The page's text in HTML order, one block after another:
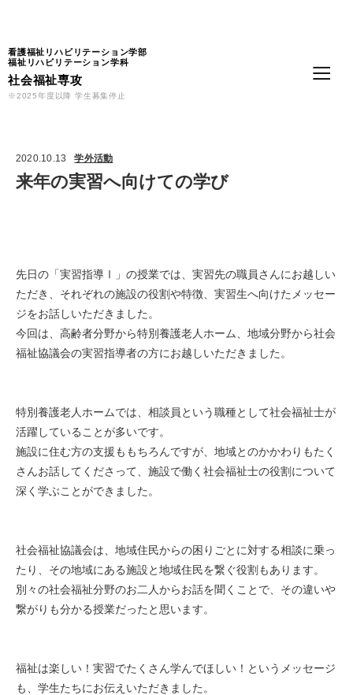
看護福祉リハビリテーション学部
福祉リハビリテーション学科
社会福祉専攻
※2025年度以降 学生募集停止
2020.10.13 学外活動
来年の実習へ向けての学び
先日の「実習指導Ⅰ」の授業では、実習先の職員さんにお越しい
ただき、それぞれの施設の役割や特徴、実習生へ向けたメッセー
ジをお話しいただきました。
今回は、高齢者分野から特別養護老人ホーム、地域分野から社会
福祉協議会の実習指導者の方にお越しいただきました。
特別養護老人ホームでは、相談員という職種として社会福祉士が
活躍していることが多いです。
施設に住む方の支援ももちろんですが、地域とのかかわりもたく
さんお話してくださって、施設で働く社会福祉士の役割について
深く学ぶことができました。
社会福祉協議会は、地域住民からの困りごとに対する相談に乗っ
たり、その地域にある施設と地域住民を繋ぐ役割もあります。
別々の社会福祉分野のお二人からお話を聞くことで、その違いや
繋がりも分かる授業だったと思います。
福祉は楽しい！実習でたくさん学んでほしい！というメッセージ
も、学生たちにお伝えいただきました。